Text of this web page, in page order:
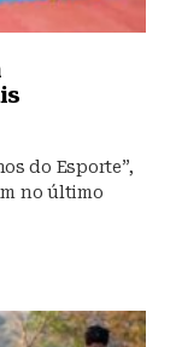
do Esporte”,
no último